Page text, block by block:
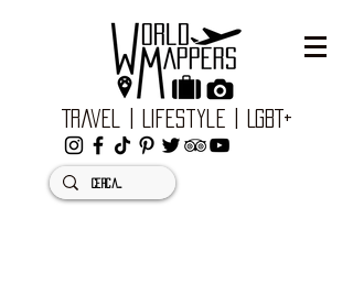
Travel | Lifestyle | LGBT+